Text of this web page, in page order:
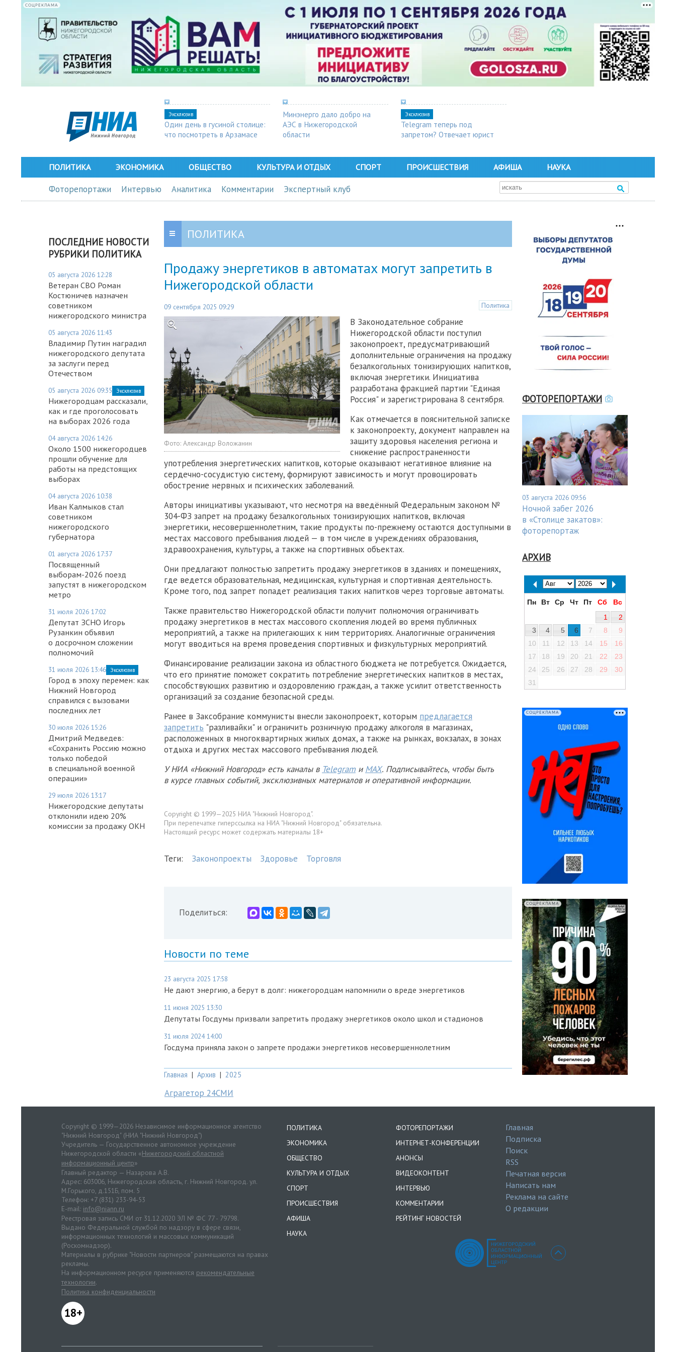
СОЦРЕКЛАМА
Эксклюзив
Один день в гусиной столице:
что посмотреть в Арзамасе
Минэнерго дало добро на
АЭС в Нижегородской
области
Эксклюзив
Telegram теперь под
запретом? Отвечает юрист
ПОЛИТИКА ЭКОНОМИКА ОБЩЕСТВО КУЛЬТУРА И ОТДЫХ СПОРТ ПРОИСШЕСТВИЯ АФИША НАУКА
Фоторепортажи Интервью Аналитика Комментарии Экспертный клуб
ПОСЛЕДНИЕ НОВОСТИ
РУБРИКИ ПОЛИТИКА
05 августа 2026 12:28
Ветеран СВО Роман
Костюничев назначен
советником
нижегородского министра
05 августа 2026 11:43
Владимир Путин наградил
нижегородского депутата
за заслуги перед
Отечеством
05 августа 2026 09:35 Эксклюзив
Нижегородцам рассказали,
как и где проголосовать
на выборах 2026 года
04 августа 2026 14:26
Около 1500 нижегородцев
прошли обучение для
работы на предстоящих
выборах
04 августа 2026 10:38
Иван Калмыков стал
советником
нижегородского
губернатора
01 августа 2026 17:37
Посвященный
выборам-2026 поезд
запустят в нижегородском
метро
31 июля 2026 17:02
Депутат ЗСНО Игорь
Рузанкин объявил
о досрочном сложении
полномочий
31 июля 2026 13:46 Эксклюзив
Город в эпоху перемен: как
Нижний Новгород
справился с вызовами
последних лет
30 июля 2026 15:26
Дмитрий Медведев:
«Сохранить Россию можно
только победой
в специальной военной
операции»
29 июля 2026 13:17
Нижегородские депутаты
отклонили идею 20%
комиссии за продажу ОКН
ПОЛИТИКА
Продажу энергетиков в автоматах могут запретить в
Нижегородской области
09 сентября 2025 09:29 Политика
Фото: Александр Воложанин
В Законодательное собрание
Нижегородской области поступил
законопроект, предусматривающий
дополнительные ограничения на продажу
безалкогольных тонизирующих напитков,
включая энергетики. Инициатива
разработана фракцией партии "Единая
Россия" и зарегистрирована 8 сентября.
Как отмечается в пояснительной записке
к законопроекту, документ направлен на
защиту здоровья населения региона и
снижение распространенности
употребления энергетических напитков, которые оказывают негативное влияние на
сердечно-сосудистую систему, формируют зависимость и могут провоцировать
обострение нервных и психических заболеваний.
Авторы инициативы указывают, что несмотря на введённый Федеральным законом №
304-ФЗ запрет на продажу безалкогольных тонизирующих напитков, включая
энергетики, несовершеннолетним, такие продукты по-прежнему остаются доступными в
местах массового пребывания людей — в том числе в учреждениях образования,
здравоохранения, культуры, а также на спортивных объектах.
Они предлагают полностью запретить продажу энергетиков в зданиях и помещениях,
где ведется образовательная, медицинская, культурная и спортивная деятельность.
Кроме того, под запрет попадет реализация таких напитков через торговые автоматы.
Также правительство Нижегородской области получит полномочия ограничивать
продажу энергетиков в местах массового скопления людей во время публичных
мероприятий, а также на прилегающих к ним территориях. Аналогичные ограничения
могут вводиться на время проведения спортивных и физкультурных мероприятий.
Финансирование реализации закона из областного бюджета не потребуется. Ожидается,
что его принятие поможет сократить потребление энергетических напитков в местах,
способствующих развитию и оздоровлению граждан, а также усилит ответственность
организаций за создание безопасной среды.
Ранее в Заксобрание коммунисты внесли законопроект, которым предлагается
запретить "разливайки" и ограничить розничную продажу алкоголя в магазинах,
расположенных в многоквартирных жилых домах, а также на рынках, вокзалах, в зонах
отдыха и других местах массового пребывания людей.
У НИА «Нижний Новгород» есть каналы в Telegram и MAX. Подписывайтесь, чтобы быть
в курсе главных событий, эксклюзивных материалов и оперативной информации.
Copyright © 1999—2025 НИА "Нижний Новгород".
При перепечатке гиперссылка на НИА "Нижний Новгород" обязательна.
Настоящий ресурс может содержать материалы 18+
Теги: Законопроекты Здоровье Торговля
Поделиться:
Новости по теме
23 августа 2025 17:58
Не дают энергию, а берут в долг: нижегородцам напомнили о вреде энергетиков
11 июня 2025 13:30
Депутаты Госдумы призвали запретить продажу энергетиков около школ и стадионов
31 июля 2024 14:00
Госдума приняла закон о запрете продажи энергетиков несовершеннолетним
Главная | Архив | 2025
Аграгетор 24СМИ
ФОТОРЕПОРТАЖИ
03 августа 2026 09:56
Ночной забег 2026
в «Столице закатов»:
фоторепортаж
АРХИВ
Пн Вт Ср Чт Пт Сб
Вс
1
2
3
4 5 6 7 8
9
10
11 12 13 14 15
16
17
18 19 20 21 22
23
24
25 26 27 28 29
30
31
СОЦРЕКЛАМА
СОЦРЕКЛАМА
Copyright © 1999—2026 Независимое информационное агентство
"Нижний Новгород" (НИА "Нижний Новгород")
Учредитель — Государственное автономное учреждение
Нижегородской области «Нижегородский областной
информационный центр»
Главный редактор — Назарова А.В.
Адрес: 603006, Нижегородская область, г. Нижний Новгород. ул.
М.Горького, д.151Б, пом. 5
Телефон: +7 (831) 233-94-53
E-mail: info@niann.ru
Реестровая запись СМИ от 31.12.2020 ЭЛ № ФС 77 - 79798.
Выдано Федеральной службой по надзору в сфере связи,
информационных технологий и массовых коммуникаций
(Роскомнадзор).
Материалы в рубрике "Новости партнеров" размещаются на правах
рекламы.
На информационном ресурсе применяются рекомендательные
технологии.
Политика конфиденциальности
18+
ПОЛИТИКА
ЭКОНОМИКА
ОБЩЕСТВО
КУЛЬТУРА И ОТДЫХ
СПОРТ
ПРОИСШЕСТВИЯ
АФИША
НАУКА
ФОТОРЕПОРТАЖИ
ИНТЕРНЕТ-КОНФЕРЕНЦИИ
АНОНСЫ
ВИДЕОКОНТЕНТ
ИНТЕРВЬЮ
КОММЕНТАРИИ
РЕЙТИНГ НОВОСТЕЙ
Главная
Подписка
Поиск
RSS
Печатная версия
Написать нам
Реклама на сайте
О редакции